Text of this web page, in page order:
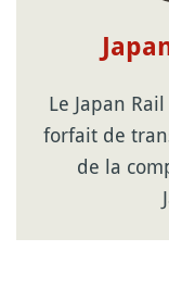
Le Japan
forfait de
de la